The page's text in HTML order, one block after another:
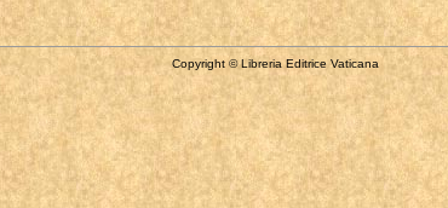
Copyright © Libreria Editrice Vaticana